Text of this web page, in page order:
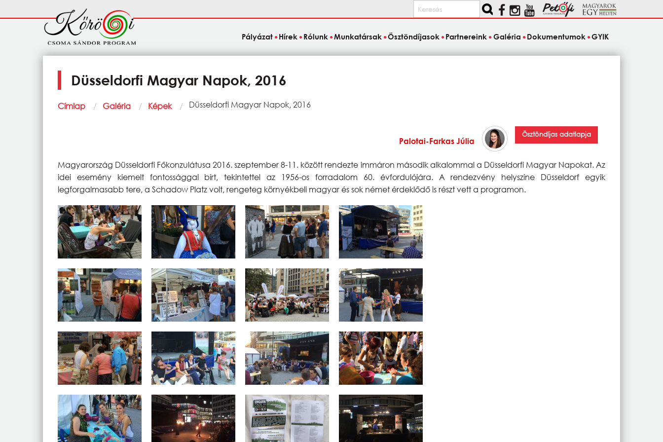
Keresés
Fő
navigáció
Pályázat Hírek Rólunk Munkatársak Ösztöndíjasok Partnereink Galéria Dokumentumok GYIK
Düsseldorfi Magyar Napok, 2016
Morzsa
Címlap Galéria Képek Current:
Düsseldorfi Magyar Napok, 2016
Palotai-Farkas Júlia
Ösztöndíjas adatlapja
Magyarország Düsseldorfi Főkonzulátusa 2016. szeptember 8-11. között rendezte immáron második alkalommal a Düsseldorfi Magyar Napokat. Az
idei esemény kiemelt fontossággal bírt, tekintettel az 1956-os forradalom 60. évfordulójára. A rendezvény helyszíne Düsseldorf egyik
legforgalmasabb tere, a Schadow Platz volt, rengeteg környékbeli magyar és sok német érdeklődő is részt vett a programon.